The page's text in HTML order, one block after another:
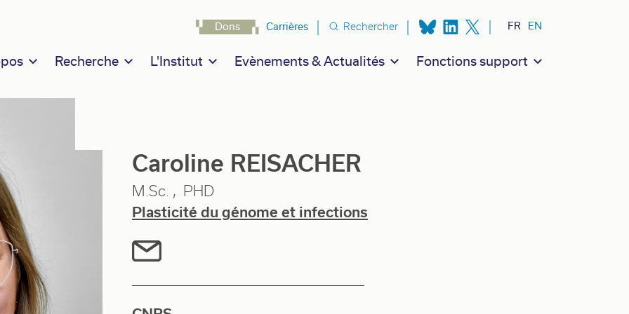
navigation
Recherche L'Institut Evènements & Actualités Fonctions support
Navigation secondaire
Dons Carrières Rechercher FR EN
Caroline REISACHER
M.Sc.
PHD
Plasticité du génome et infections